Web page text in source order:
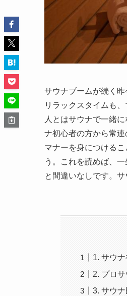
サウナブームが続く
リラックスタイムも
人とはサウナで一緒
ナ初心者の方から常
マナーを身につける
う。これを読めば、
と間違いなしです。
1. サウ
2. プロ
3. サウ